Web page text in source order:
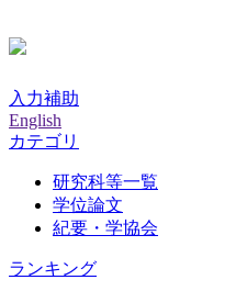
入力補助
English
カテゴリ
研究科等一覧
学位論文
紀要・学協会
ランキング